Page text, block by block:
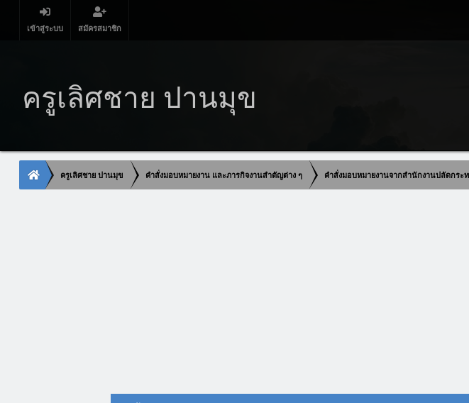
เข้าสู่ระบบ สมัครสมาชิก
ครูเลิศชาย ปานมุข
ครูเลิศชาย ปานมุข คำสั่งมอบหมายงาน และภารกิจงานสำตัญต่าง ๆ คำสั่งมอบหมายงานจากสำนักงานปลัดกระ